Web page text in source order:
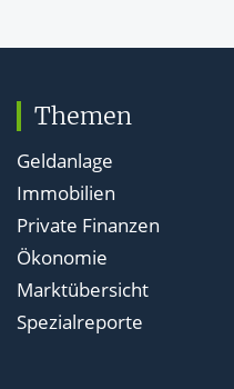
Themen
Geldanlage
Immobilien
Private Finanzen
Ökonomie
Marktübersicht
Spezialreporte